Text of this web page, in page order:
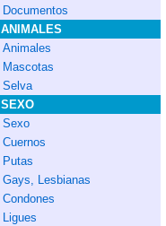
Documentos
ANIMALES
Animales
Mascotas
Selva
SEXO
Sexo
Cuernos
Putas
Gays, Lesbianas
Condones
Ligues